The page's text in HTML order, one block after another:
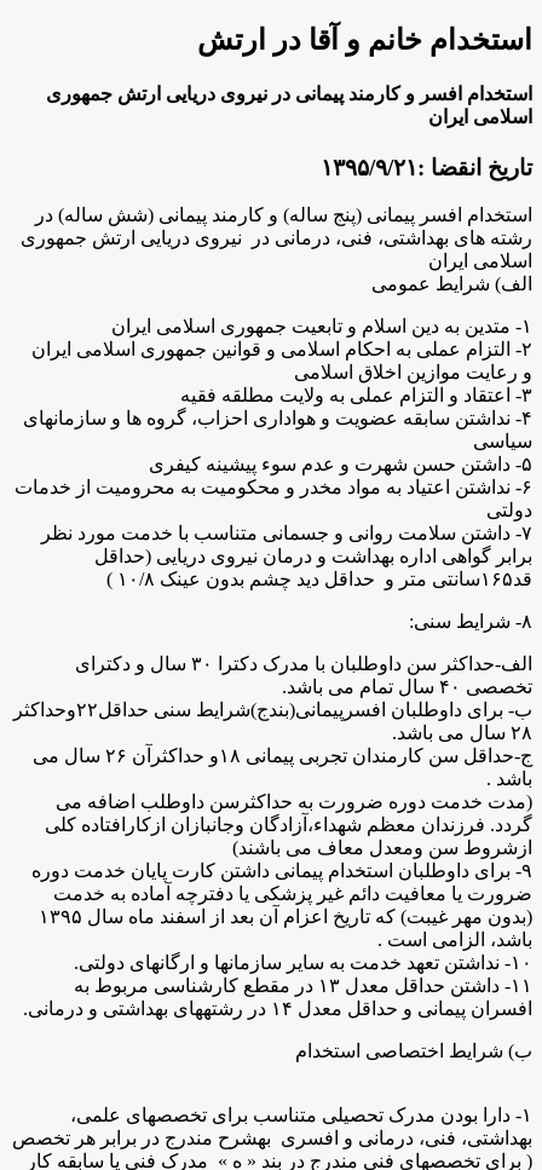
استخدام خانم و آقا در ارتش
استخدام افسر و کارمند پیمانی در نیروی دریایی ارتش جمهوری
اسلامی ایران
تاریخ انقضا :۱۳۹۵/۹/۲۱
استخدام افسر پیمانی (پنج ساله) و کارمند پیمانی (شش ساله) در
رشته های بهداشتی، فنی، درمانی در نیروی دریایی ارتش جمهوری
اسلامی ایران
الف) شرایط عمومی
۱- متدین به دین اسلام و تابعیت جمهوری اسلامی ایران
۲- التزام عملی به احکام اسلامی و قوانین جمهوری اسلامی ایران
و رعایت موازین اخلاق اسلامی
۳- اعتقاد و التزام عملی به ولایت مطلقه فقیه
۴- نداشتن سابقه عضویت و هواداری احزاب، گروه ها و سازمانهای
سیاسی
۵- داشتن حسن شهرت و عدم سوء پیشینه کیفری
۶- نداشتن اعتیاد به مواد مخدر و محکومیت به محرومیت از خدمات
دولتی
۷- داشتن سلامت روانی و جسمانی متناسب با خدمت مورد نظر
برابر گواهی اداره بهداشت و درمان نیروی دریایی (حداقل
قد۱۶۵سانتی متر و حداقل دید چشم بدون عینک ۱۰/۸ )
۸- شرایط سنی:
الف-حداکثر سن داوطلبان با مدرک دکترا ۳۰ سال و دکترای
تخصصی ۴۰ سال تمام می باشد.
ب- برای داوطلبان افسرپیمانی(بندج)شرایط سنی حداقل۲۲وحداکثر
۲۸ سال می باشد.
ج-حداقل سن کارمندان تجربی پیمانی ۱۸و حداکثرآن ۲۶ سال می
باشد .
(مدت خدمت دوره ضرورت به حداکثرسن داوطلب اضافه می
گردد. فرزندان معظم شهداء،آزادگان وجانبازان ازکارافتاده کلی
ازشروط سن ومعدل معاف می باشند)
۹- برای داوطلبان استخدام پیمانی داشتن کارت پایان خدمت دوره
ضرورت یا معافیت دائم غیر پزشکی یا دفترچه آماده به خدمت
(بدون مهر غیبت) که تاریخ اعزام آن بعد از اسفند ماه سال ۱۳۹۵
باشد، الزامی است .
۱۰- نداشتن تعهد خدمت به سایر سازمانها و ارگانهای دولتی.
۱۱- داشتن حداقل معدل ۱۳ در مقطع کارشناسی مربوط به
افسران پیمانی و حداقل معدل ۱۴ در رشتههای بهداشتی و درمانی.
ب) شرایط اختصاصی استخدام
۱- دارا بودن مدرک تحصیلی متناسب برای تخصصهای علمی،
بهداشتی، فنی، درمانی و افسری بهشرح مندرج در برابر هر تخصص
( برای تخصصهای فنی مندرج در بند « ه » مدرک فنی یا سابقه کار